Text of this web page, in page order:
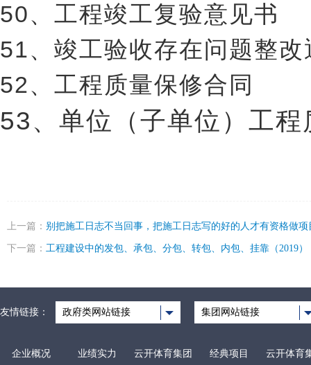
50、工程竣工复验意见书
51、竣工验收存在问题整
52、工程质量保修合同
53、单位（子单位）工
上一篇： 别把施工日志不当回事，把施工日志写的好的人才有资格做项
下一篇： 工程建设中的发包、承包、分包、转包、内包、挂靠（2019）
友情链接： 政府类网站链接 集团网站链接
企业概况 业绩实力
云开体育集团
经典项目
云开体育